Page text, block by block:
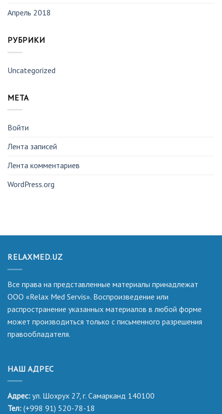
Апрель 2018
РУБРИКИ
Uncategorized
МЕТА
Войти
Лента записей
Лента комментариев
WordPress.org
RELAXMED.UZ
Все права на представленные материалы принадлежат
ООО «Relax Med Servis». Воспроизведение или
распространение указанных материалов в любой форме
может производиться только с письменного разрешения
правообладателя.
НАШ АДРЕС
Адрес: ул. Шохрух 27, г. Самарканд 140100
Тел: (+998 91) 520-78-18